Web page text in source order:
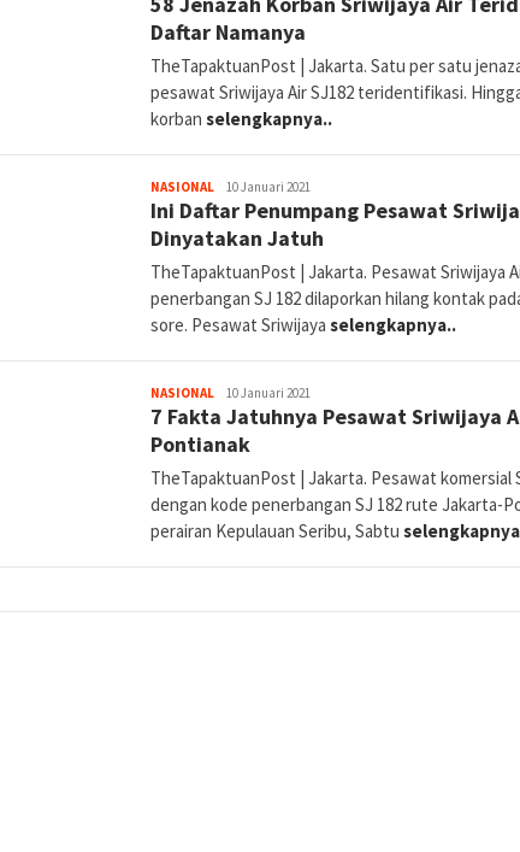
Daftar Namanya
TheTapaktuanPost | Jakarta. Satu per satu
pesawat Sriwijaya Air SJ182 teridentifikasi.
korban selengkapnya..
NASIONALBy
Redaksi
10 Januari 2021
Ini Daftar Penumpang Pesawat
Dinyatakan Jatuh
TheTapaktuanPost | Jakarta. Pesawat Sriwijaya
penerbangan SJ 182 dilaporkan hilang kontak
sore. Pesawat Sriwijaya selengkapnya..
NASIONALBy
Redaksi
10 Januari 2021
7 Fakta Jatuhnya Pesawat Sriwijaya
Pontianak
TheTapaktuanPost | Jakarta. Pesawat komersial
dengan kode penerbangan SJ 182 rute Jakarta-
perairan Kepulauan Seribu, Sabtu